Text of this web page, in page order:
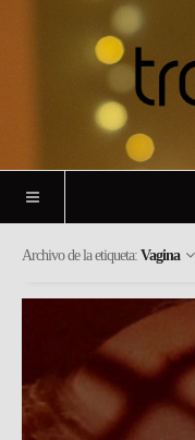
Archivo de la etiqueta: Vagina